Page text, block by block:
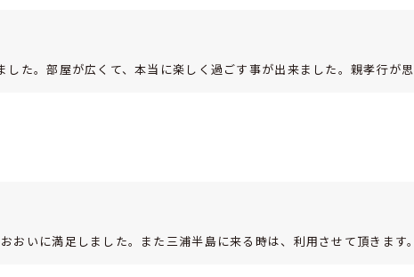
た。部屋が広くて、本当に楽しく過ごす事が出来ました。親孝行が思
おいに満足しました。また三浦半島に来る時は、利用させて頂きます